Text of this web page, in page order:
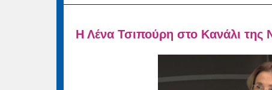
Η Λένα Τσιπούρη στο Κανάλι της